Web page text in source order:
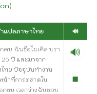
แปลภาษาไทย 🔊
คน ฉันชื่อไมเคิล บรา
25 ปี และมาจาก
ไทย ปัจจุบันทำงาน
หน้าที่การตลาดใน
กชน เวลาว่างฉันชอบ
🔊
⏹️